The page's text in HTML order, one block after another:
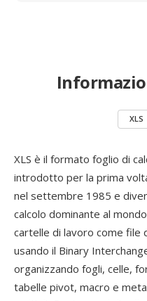
XLS
XLS è il formato foglio di
introdotto per la prima
nel settembre 1985 e
calcolo dominante al
cartelle di lavoro come file
usando il Binary
organizzando fogli, celle,
tabelle pivot, macro e